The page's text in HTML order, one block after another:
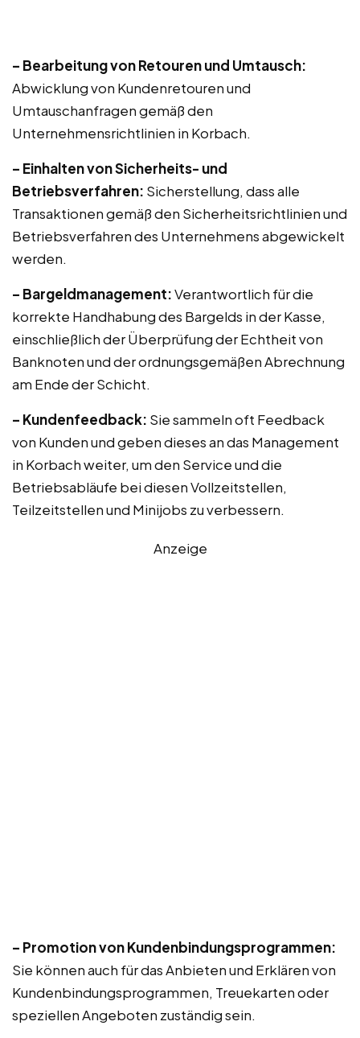
– Bearbeitung von Retouren und Umtausch:
Abwicklung von Kundenretouren und
Umtauschanfragen gemäß den
Unternehmensrichtlinien in Korbach.
– Einhalten von Sicherheits- und
Betriebsverfahren: Sicherstellung, dass alle
Transaktionen gemäß den Sicherheitsrichtlinien und
Betriebsverfahren des Unternehmens abgewickelt
werden.
– Bargeldmanagement:Verantwortlich für die
korrekte Handhabung des Bargelds in der Kasse,
einschließlich der Überprüfung der Echtheit von
Banknoten und der ordnungsgemäßen Abrechnung
am Ende der Schicht.
– Kundenfeedback: Sie sammeln oft Feedback
von Kunden und geben dieses an das Management
in Korbach weiter, um den Service und die
Betriebsabläufe bei diesen Vollzeitstellen,
Teilzeitstellen und Minijobs zu verbessern.
Anzeige
– Promotion von Kundenbindungsprogrammen:
Sie können auch für das Anbieten und Erklären von
Kundenbindungsprogrammen, Treuekarten oder
speziellen Angeboten zuständig sein.